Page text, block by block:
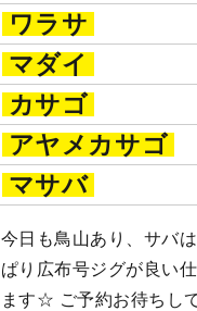
ワラサ
マダイ
カサゴ
アヤメカサゴ
マサバ
今日も鳥山あり、サバ
ぱり広布号ジグが良い
ます☆ ご予約お待ちし